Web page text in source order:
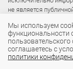
не является
2015 – 2026 © ООО
Мы используем
функциональности
соглашаетесь с
политики